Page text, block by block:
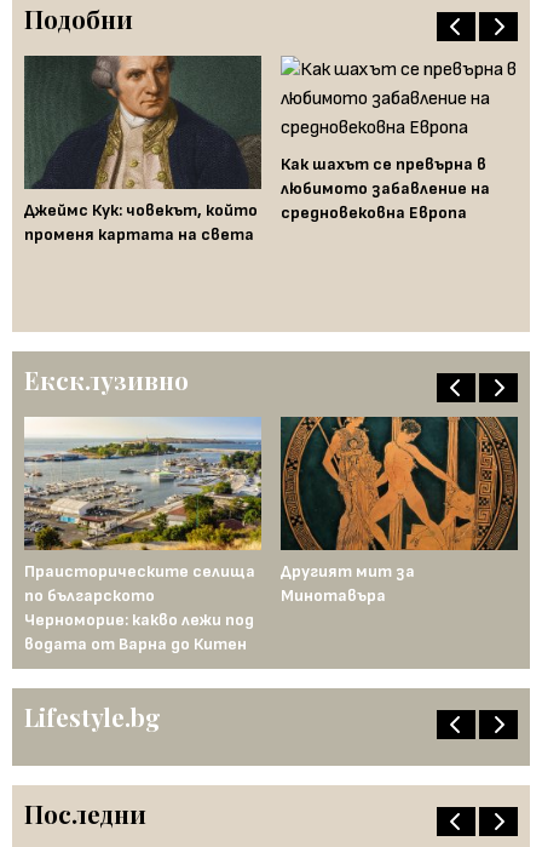
Подобни
Джеймс Кук: човекът, който
променя картата на света
Как шахът се превърна в
любимото забавление на
средновековна Европа
Ексклузивно
Праисторическите селища
по българското
Черноморие: какво лежи под
водата от Варна до Китен
Другият мит за
Минотавъра
Lifestyle.bg
Последни